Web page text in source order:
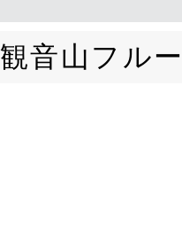
観音山フル